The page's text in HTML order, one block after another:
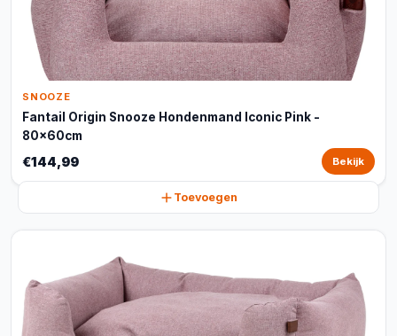
SNOOZE
Fantail Origin Snooze Hondenmand Iconic Pink -
80x60cm
€144,99 Bekijk
Toevoegen